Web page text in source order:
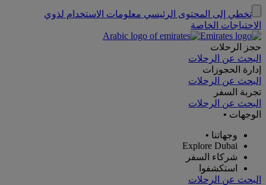
تخطي إلى المحتوى الرئيسي معلومات الاستخدام لذوي
الاحتياجات الخاصة
حجز الرحلات
البحث عن الرحلات
إدارة الحجوزات
البحث عن الرحلات
تجربة السفر
البحث عن الرحلات
الوجهات •
وجهاتنا •
Explore Dubai
شركاء السفر
استكشفوا
البحث عن الرحلات